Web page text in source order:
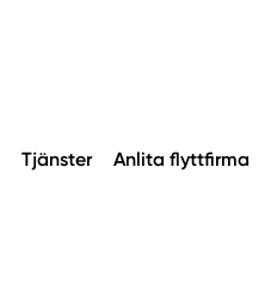
Tjänster Anlita flyttfirma